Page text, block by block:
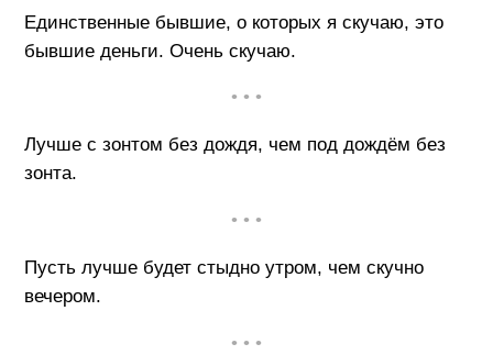
Единственные бывшие, о которых я скучаю, это
бывшие деньги. Очень скучаю.
• • •
Лучше с зонтом без дождя, чем под дождём без
зонта.
• • •
Пусть лучше будет стыдно утром, чем скучно
вечером.
• • •